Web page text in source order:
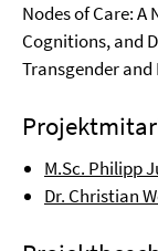
Nodes of Care:
Cognitions, and
Transgender
M.Sc. Philipp
Dr. Christian